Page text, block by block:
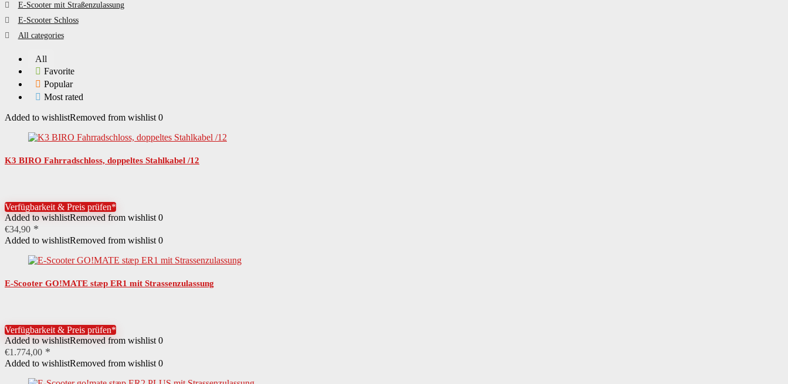
E-Scooter mit Straßenzulassung
E-Scooter Schloss
All categories
All
Favorite
Popular
Most rated
Added to wishlistRemoved from wishlist 0
K3 BIRO Fahrradschloss, doppeltes Stahlkabel /12
Verfügbarkeit & Preis prüfen*
Added to wishlistRemoved from wishlist 0
€34,90
Added to wishlistRemoved from wishlist 0
E-Scooter GO!MATE stæp ER1 mit Strassenzulassung
Verfügbarkeit & Preis prüfen*
Added to wishlistRemoved from wishlist 0
€1.774,00
Added to wishlistRemoved from wishlist 0